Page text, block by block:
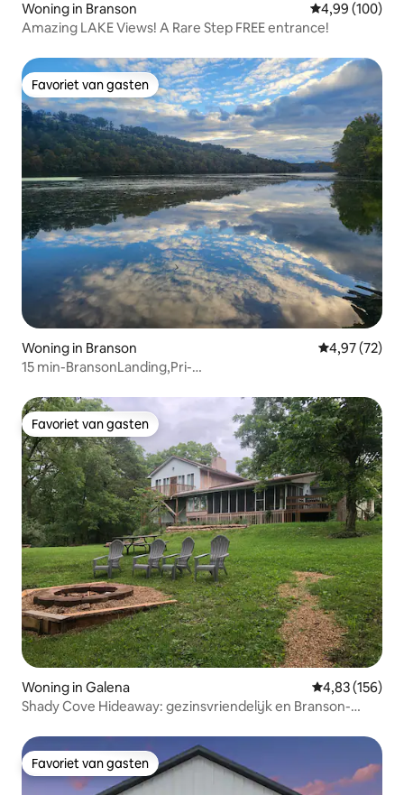
Woning in Branson Gemiddelde
4,99 (100)
Amazing LAKE Views! A Rare Step FREE entrance!
Favoriet van gasten
Favoriet van gasten
Woning in Branson Gemiddelde
4,97 (72)
15 min-BransonLanding,Pri-
Favoriet van gasten
Favoriet van gasten
Woning in Galena Gemiddelde
4,83 (156)
Shady Cove Hideaway: gezinsvriendelijk en Branson-
Favoriet van gasten
Favoriet van gasten